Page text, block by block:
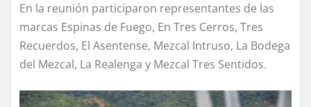
En la reunión participaron representantes de las
marcas Espinas de Fuego, En Tres Cerros, Tres
Recuerdos, El Asentense, Mezcal Intruso, La Bodega
del Mezcal, La Realenga y Mezcal Tres Sentidos.